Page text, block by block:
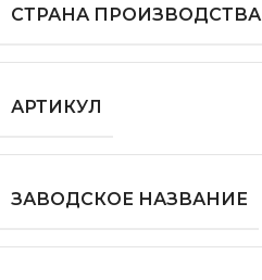
СТРАНА ПРОИЗВОДСТВА
АРТИКУЛ
ЗАВОДСКОЕ НАЗВАНИЕ